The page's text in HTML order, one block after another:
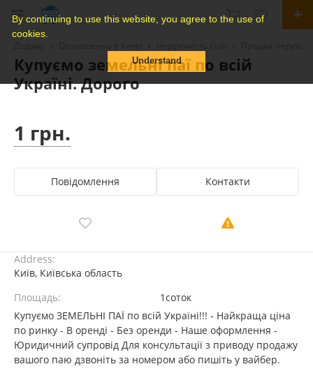
By continuing to use this website, you agree to the use of
cookies.
Understand
Купуємо земельні паї по всій
Україні. Дорого
1 грн.
Повідомлення Контакти
Address:
Київ, Київська область
Площадь:
1соток
Купуємо ЗЕМЕЛЬНІ ПАЇ по всій Україні!!! - Найкраща ціна
по ринку - В оренді - Без оренди - Наше оформлення -
Юридичний супровід Для консультації з приводу продажу
вашого паю дзвоніть за номером або пишіть у вайбер.